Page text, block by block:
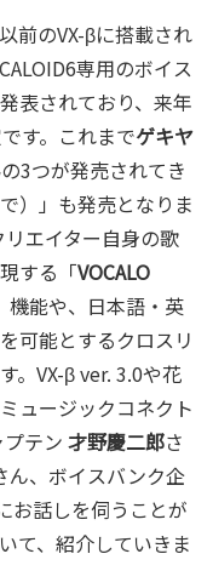
前のVX-βに搭載され
専用のボイス
表されており、来年
す。これまでゲキヤ
の3つが発売されてき
で）」も発売となりま
リエイター自身の歌
する「VOCALO
機能や、日本語・英
可能とするクロスリ
。VX-β ver. 3.0や花
ュージックコネクト
テン 才野慶二郎さ
ん、ボイスバンク企
お話しを伺うことが
て、紹介していきま